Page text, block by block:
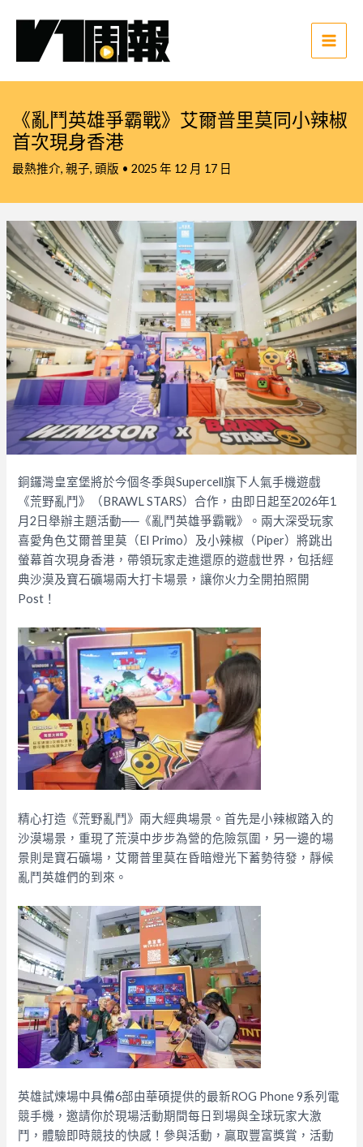
Main
《亂鬥英雄爭霸戰》艾爾普里莫同小辣椒
首次現身香港
最熱推介, 親子, 頭版 • 2025 年 12 月 17 日
銅鑼灣皇室堡將於今個冬季與Supercell旗下人氣手機遊戲
《荒野亂鬥》（BRAWL STARS）合作，由即日起至2026年1
月2日舉辦主題活動──《亂鬥英雄爭霸戰》。兩大深受玩家
喜愛角色艾爾普里莫（El Primo）及小辣椒（Piper）將跳出
螢幕首次現身香港，帶領玩家走進還原的遊戲世界，包括經
典沙漠及寶石礦場兩大打卡場景，讓你火力全開拍照開
Post！
精心打造《荒野亂鬥》兩大經典場景。首先是小辣椒踏入的
沙漠場景，重現了荒漠中步步為營的危險氛圍，另一邊的場
景則是寶石礦場，艾爾普里莫在昏暗燈光下蓄勢待發，靜候
亂鬥英雄們的到來。
英雄試煉場中具備6部由華碩提供的最新ROG Phone 9系列電
競手機，邀請你於現場活動期間每日到場與全球玩家大激
鬥，體驗即時競技的快感！參與活動，贏取豐富獎賞，活動